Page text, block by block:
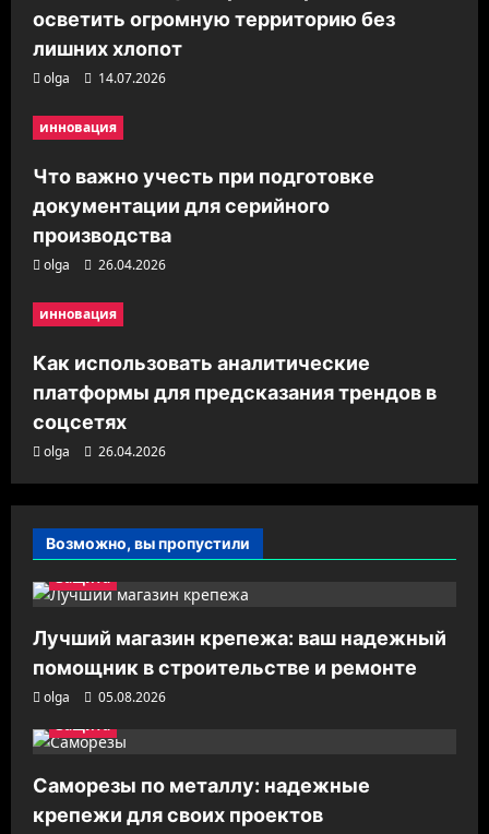
и
с
осветить огромную территорию без
лишних хлопот
olga 14.07.2026
инновация
Что важно учесть при подготовке
документации для серийного
производства
olga 26.04.2026
инновация
Как использовать аналитические
платформы для предсказания трендов в
соцсетях
olga 26.04.2026
Возможно, вы пропустили
Защита
Лучший магазин крепежа: ваш надежный
помощник в строительстве и ремонте
olga
05.08.2026
Защита
Саморезы по металлу: надежные
крепежи для своих проектов